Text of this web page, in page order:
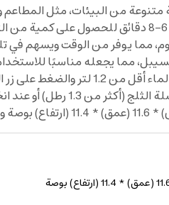
من البيئات، مثل المطاعم
على زر التشغيل.
ذلك ويوقف العملية للحفاظ على كفاءة الجهاز.